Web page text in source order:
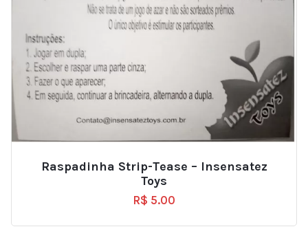
Raspadinha Strip-Tease – Insensatez
Toys
R$ 5.00